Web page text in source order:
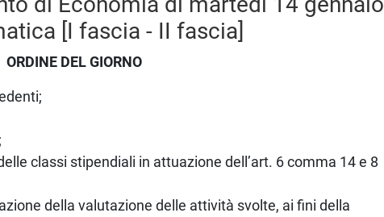
[I fascia - II fascia]
ORDINE DEL GIORNO
classi stipendiali in attuazione dell’art. 6 comma 14 e 8
della valutazione delle attività svolte, ai fini della